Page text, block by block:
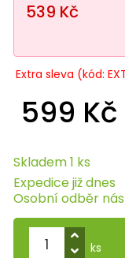
539 Kč
Extra sleva (kód:
599 Kč
Skladem 1 ks
Expedice již dnes
Osobní odběr
ks